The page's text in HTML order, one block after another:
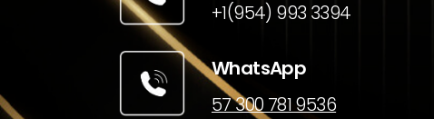
+1(954) 993 3394
WhatsApp
57 300 781 9536